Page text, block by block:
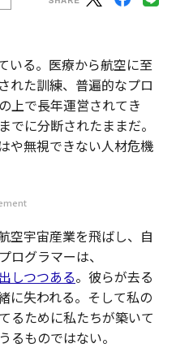
いる。医療から航空に至
れた訓練、普遍的なプロ
上で長年運営されてき
でに分断されたままだ。
や無視できない人材危機
空宇宙産業を飛ばし、自
ログラマーは、
しつつある。彼らが去る
に失われる。そして私の
るために私たちが築いて
るものではない。